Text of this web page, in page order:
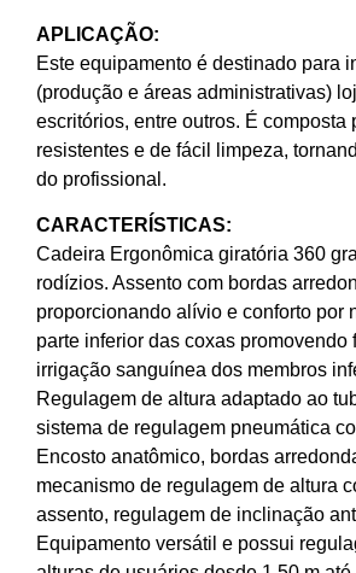
APLICAÇÃO:
Este equipamento é destinado para
(produção e áreas administrativas)
escritórios, entre outros. É composta
resistentes e de fácil limpeza,
do profissional.
CARACTERÍSTICAS:
Cadeira Ergonômica giratória 360
rodízios. Assento com bordas
proporcionando alívio e conforto por
parte inferior das coxas promovendo
irrigação sanguínea dos membros
Regulagem de altura adaptado ao
sistema de regulagem pneumática
Encosto anatômico, bordas
mecanismo de regulagem de altura
assento, regulagem de inclinação
Equipamento versátil e possui